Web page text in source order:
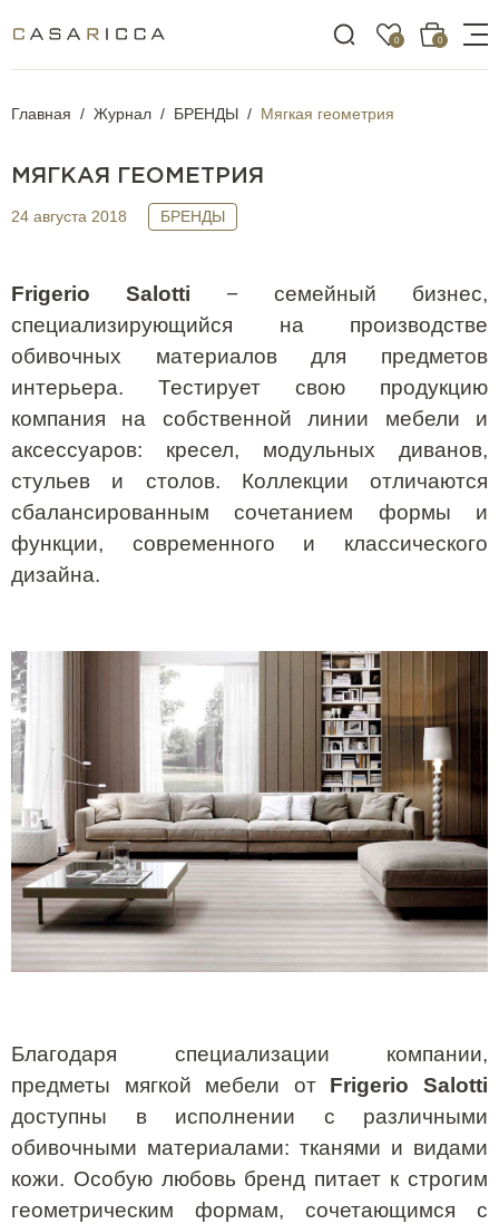
0 0
Главная Журнал БРЕНДЫ Мягкая геометрия
МЯГКАЯ ГЕОМЕТРИЯ
24 августа 2018 БРЕНДЫ
Frigerio Salotti − семейный бизнес,
специализирующийся на производстве
обивочных материалов для предметов
интерьера. Тестирует свою продукцию
компания на собственной линии мебели и
аксессуаров: кресел, модульных диванов,
стульев и столов. Коллекции отличаются
сбалансированным сочетанием формы и
функции, современного и классического
дизайна.
Благодаря специализации компании,
предметы мягкой мебели от Frigerio Salotti
доступны в исполнении с различными
обивочными материалами: тканями и видами
кожи. Особую любовь бренд питает к строгим
геометрическим формам, сочетающимся с